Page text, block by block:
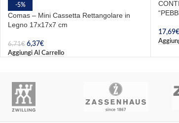
-5%
Comas – Mini Cassetta Rettangolare in
Legno 17x17x7 cm
6,71€ 6,37€
Aggiungi Al Carrello
17,69€